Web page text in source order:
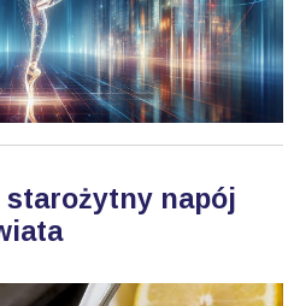
starożytny napój